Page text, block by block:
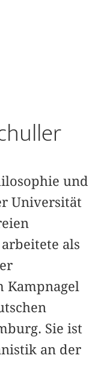
und
Universität
als
Kampnagel
Sie ist
an der